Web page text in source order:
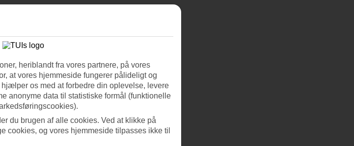
heriblandt fra vores partnere, på vores
at vores hjemmeside fungerer pålideligt og
os med at forbedre din oplevelse, levere
anonyme data til statistiske formål (funktionelle
du brugen af alle cookies. Ved at klikke på
cookies, og vores hjemmeside tilpasses ikke til